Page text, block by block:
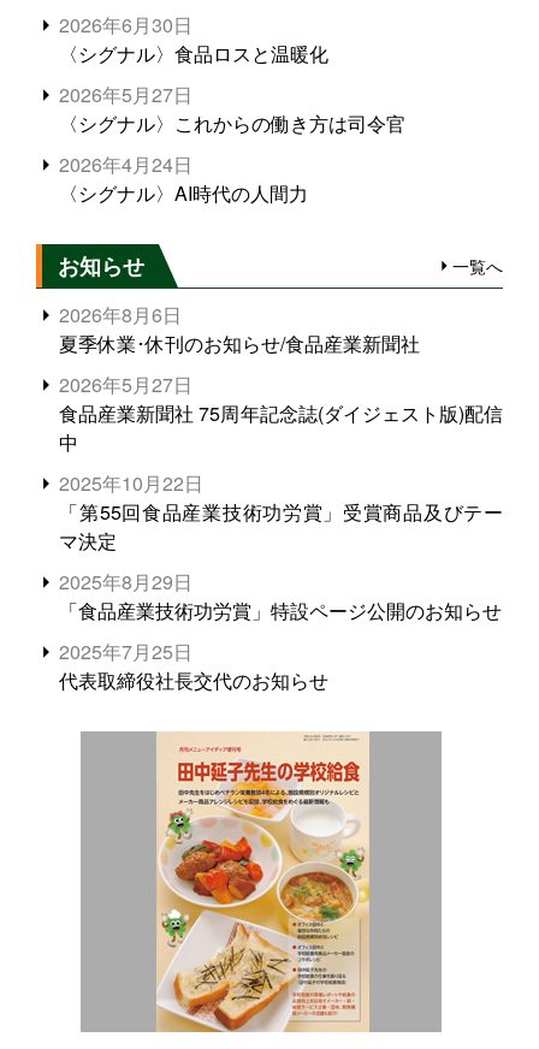
2026年6月30日
〈シグナル〉食品ロスと温暖化
2026年5月27日
〈シグナル〉これからの働き方は司令官
2026年4月24日
〈シグナル〉AI時代の人間力
お知らせ 一覧へ
2026年8月6日
夏季休業･休刊のお知らせ/食品産業新聞社
2026年5月27日
食品産業新聞社 75周年記念誌(ダイジェスト版)配信
中
2025年10月22日
「第55回食品産業技術功労賞」受賞商品及びテー
マ決定
2025年8月29日
「食品産業技術功労賞」特設ページ公開のお知らせ
2025年7月25日
代表取締役社長交代のお知らせ